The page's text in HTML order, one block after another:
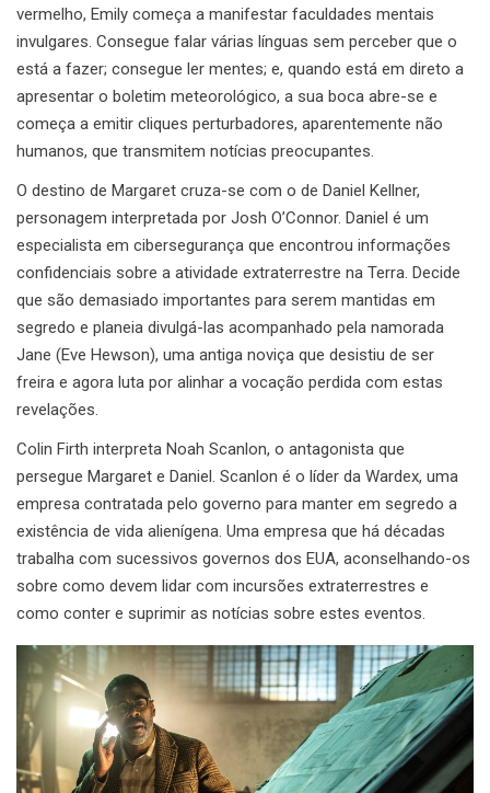
vermelho, Emily começa a manifestar faculdades mentais
invulgares. Consegue falar várias línguas sem perceber que o
está a fazer; consegue ler mentes; e, quando está em direto a
apresentar o boletim meteorológico, a sua boca abre-se e
começa a emitir cliques perturbadores, aparentemente não
humanos, que transmitem notícias preocupantes.
O destino de Margaret cruza-se com o de Daniel Kellner,
personagem interpretada por Josh O’Connor. Daniel é um
especialista em cibersegurança que encontrou informações
confidenciais sobre a atividade extraterrestre na Terra. Decide
que são demasiado importantes para serem mantidas em
segredo e planeia divulgá-las acompanhado pela namorada
Jane (Eve Hewson), uma antiga noviça que desistiu de ser
freira e agora luta por alinhar a vocação perdida com estas
revelações.
Colin Firth interpreta Noah Scanlon, o antagonista que
persegue Margaret e Daniel. Scanlon é o líder da Wardex, uma
empresa contratada pelo governo para manter em segredo a
existência de vida alienígena. Uma empresa que há décadas
trabalha com sucessivos governos dos EUA, aconselhando-os
sobre como devem lidar com incursões extraterrestres e
como conter e suprimir as notícias sobre estes eventos.